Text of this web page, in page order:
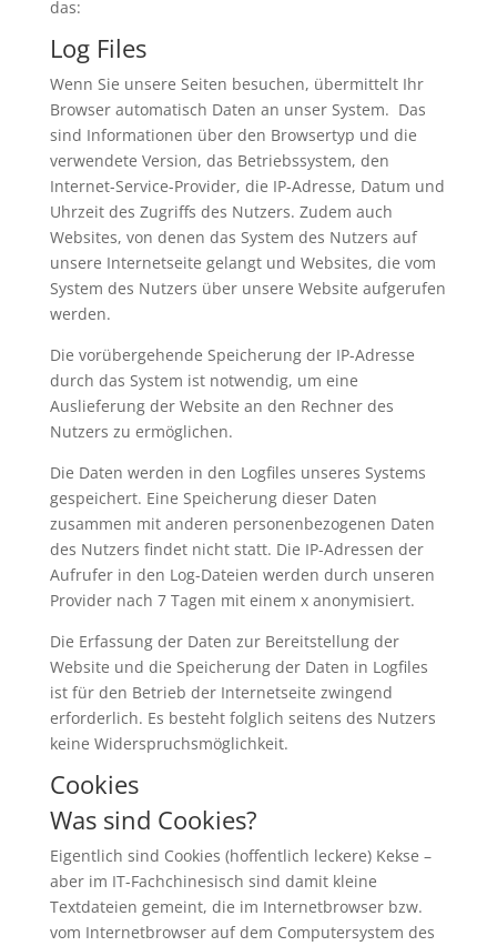
das:
Log Files
Wenn Sie unsere Seiten besuchen, übermittelt Ihr
Browser automatisch Daten an unser System. Das
sind Informationen über den Browsertyp und die
verwendete Version, das Betriebssystem, den
Internet-Service-Provider, die IP-Adresse, Datum und
Uhrzeit des Zugriffs des Nutzers. Zudem auch
Websites, von denen das System des Nutzers auf
unsere Internetseite gelangt und Websites, die vom
System des Nutzers über unsere Website aufgerufen
werden.
Die vorübergehende Speicherung der IP-Adresse
durch das System ist notwendig, um eine
Auslieferung der Website an den Rechner des
Nutzers zu ermöglichen.
Die Daten werden in den Logfiles unseres Systems
gespeichert. Eine Speicherung dieser Daten
zusammen mit anderen personenbezogenen Daten
des Nutzers findet nicht statt. Die IP-Adressen der
Aufrufer in den Log-Dateien werden durch unseren
Provider nach 7 Tagen mit einem x anonymisiert.
Die Erfassung der Daten zur Bereitstellung der
Website und die Speicherung der Daten in Logfiles
ist für den Betrieb der Internetseite zwingend
erforderlich. Es besteht folglich seitens des Nutzers
keine Widerspruchsmöglichkeit.
Cookies
Was sind Cookies?
Eigentlich sind Cookies (hoffentlich leckere) Kekse –
aber im IT-Fachchinesisch sind damit kleine
Textdateien gemeint, die im Internetbrowser bzw.
vom Internetbrowser auf dem Computersystem des